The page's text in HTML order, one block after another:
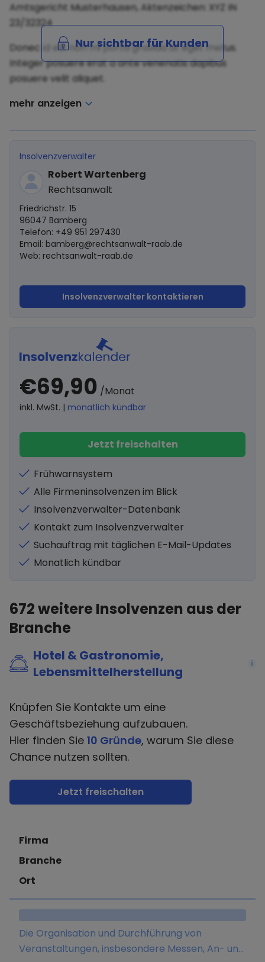
Amtsgericht Musterhausen, Aktenzeichen: XYZ IN
23/32324
Donec id elit non mi porta gravida at eget metus.
Integer posuere erat a ante venenatis dapibus
posuere velit aliquet.
Nur sichtbar für Kunden
mehr anzeigen
Insolvenzverwalter
Robert Wartenberg
Rechtsanwalt
Friedrichstr. 15
96047 Bamberg
Telefon: +49 951 297430
Email: bamberg@rechtsanwalt-raab.de
Web: rechtsanwalt-raab.de
Insolvenzverwalter kontaktieren
€69,90 /Monat
inkl. MwSt. | monatlich kündbar
Jetzt freischalten
Frühwarnsystem
Alle Firmeninsolvenzen im Blick
Insolvenzverwalter-Datenbank
Kontakt zum Insolvenzverwalter
Suchauftrag mit täglichen E-Mail-Updates
Monatlich kündbar
672weitere Insolvenzen aus der
Branche
Hotel & Gastronomie,
Lebensmittelherstellung
i
Knüpfen Sie Kontakte um eine
Geschäftsbeziehung aufzubauen.
Hier finden Sie 10 Gründe, warum Sie diese
Chance nutzen sollten.
Jetzt freischalten
Firma
Branche
Ort
Die Organisation und Durchführung von
Veranstaltungen, insbesondere Messen, An- und